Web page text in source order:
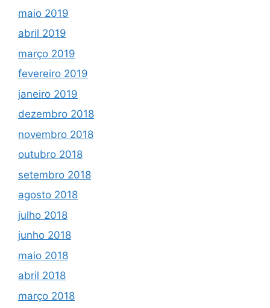
maio 2019
abril 2019
março 2019
fevereiro 2019
janeiro 2019
dezembro 2018
novembro 2018
outubro 2018
setembro 2018
agosto 2018
julho 2018
junho 2018
maio 2018
abril 2018
março 2018